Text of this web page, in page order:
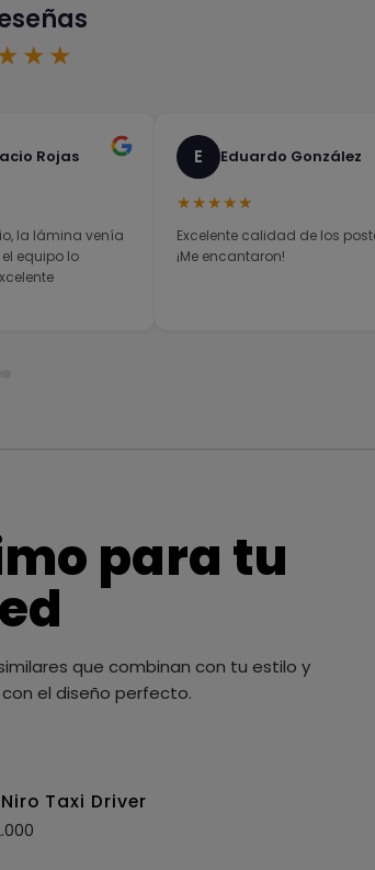
Rojas
la lámina venía
equipo lo
E Eduardo González
★★★★★
Excelente calidad de los
¡Me encantaron!
para tu
que combinan con tu estilo y
el diseño perfecto.
Taxi Driver